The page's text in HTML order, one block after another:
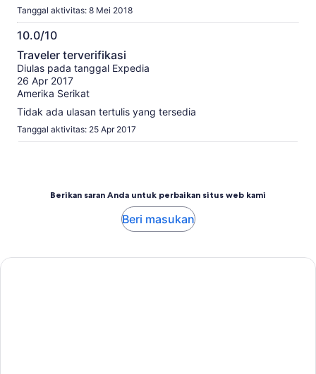
Tanggal aktivitas: 8 Mei 2018
10.0/10
10.0
dari
10
Traveler terverifikasi
Diulas pada tanggal Expedia
26 Apr 2017
Amerika Serikat
Tidak ada ulasan tertulis yang tersedia
Tanggal aktivitas: 25 Apr 2017
Berikan saran Anda untuk perbaikan situs web kami
Beri masukan